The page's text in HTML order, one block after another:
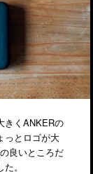
きくANKERの
っとロゴが大
良いところだ
。